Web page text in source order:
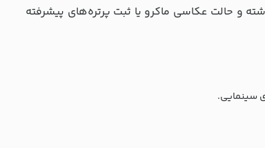
و حالت عکاسی ماکرو یا ثبت پرتره‌های پیشرفته